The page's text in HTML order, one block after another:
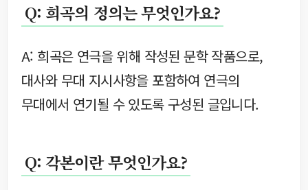
Q: 희곡의 정의는 무엇인가요?
A: 희곡은 연극을 위해 작성된 문학 작품으로,
대사와 무대 지시사항을 포함하여 연극의
무대에서 연기될 수 있도록 구성된 글입니다.
Q: 각본이란 무엇인가요?